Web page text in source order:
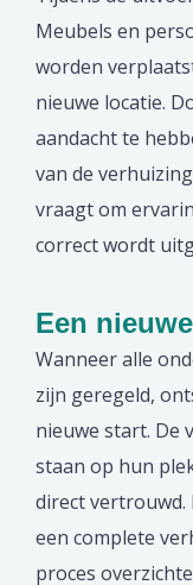
Meubels en
worden
nieuwe locatie.
aandacht te
van de
vraagt om
correct wordt
Een
Wanneer alle
zijn geregeld,
nieuwe start. De
staan op hun
direct
een complete
proces